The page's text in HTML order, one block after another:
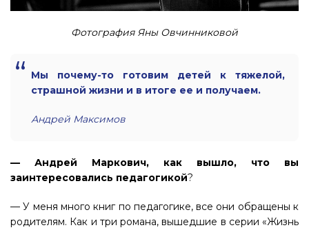
Фотография Яны Овчинниковой
Мы почему-то готовим детей к тяжелой,
страшной жизни и в итоге ее и получаем.
Андрей Максимов
— Андрей Маркович, как вышло, что вы
заинтересовались педагогикой?
— У меня много книг по педагогике, все они обращены к
родителям. Как и три романа, вышедшие в серии «Жизнь